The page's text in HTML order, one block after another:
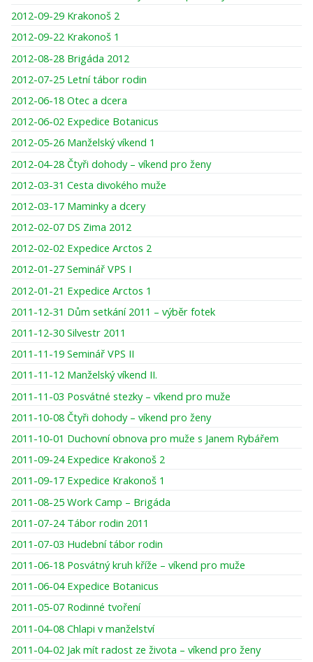
2012-09-29 Krakonoš 2
2012-09-22 Krakonoš 1
2012-08-28 Brigáda 2012
2012-07-25 Letní tábor rodin
2012-06-18 Otec a dcera
2012-06-02 Expedice Botanicus
2012-05-26 Manželský víkend 1
2012-04-28 Čtyři dohody – víkend pro ženy
2012-03-31 Cesta divokého muže
2012-03-17 Maminky a dcery
2012-02-07 DS Zima 2012
2012-02-02 Expedice Arctos 2
2012-01-27 Seminář VPS I
2012-01-21 Expedice Arctos 1
2011-12-31 Dům setkání 2011 – výběr fotek
2011-12-30 Silvestr 2011
2011-11-19 Seminář VPS II
2011-11-12 Manželský víkend II.
2011-11-03 Posvátné stezky – víkend pro muže
2011-10-08 Čtyři dohody – víkend pro ženy
2011-10-01 Duchovní obnova pro muže s Janem Rybářem
2011-09-24 Expedice Krakonoš 2
2011-09-17 Expedice Krakonoš 1
2011-08-25 Work Camp – Brigáda
2011-07-24 Tábor rodin 2011
2011-07-03 Hudební tábor rodin
2011-06-18 Posvátný kruh kříže – víkend pro muže
2011-06-04 Expedice Botanicus
2011-05-07 Rodinné tvoření
2011-04-08 Chlapi v manželství
2011-04-02 Jak mít radost ze života – víkend pro ženy